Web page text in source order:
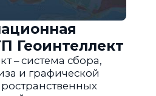
Геоинтеллект
– система сбора,
и графической